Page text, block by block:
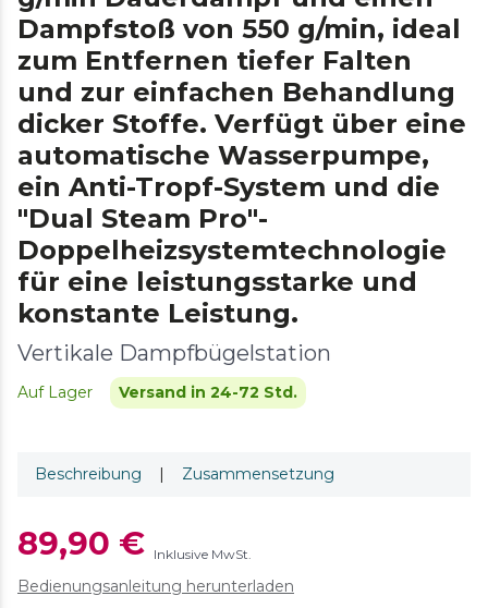
Dampfstoß von 550 g/min, ideal
zum Entfernen tiefer Falten
und zur einfachen Behandlung
dicker Stoffe. Verfügt über eine
automatische Wasserpumpe,
ein Anti-Tropf-System und die
"Dual Steam Pro"-
Doppelheizsystemtechnologie
für eine leistungsstarke und
konstante Leistung.
Vertikale Dampfbügelstation
Auf Lager Versand in 24-72 Std.
Beschreibung | Zusammensetzung
89,90 € Inklusive MwSt.
Bedienungsanleitung herunterladen